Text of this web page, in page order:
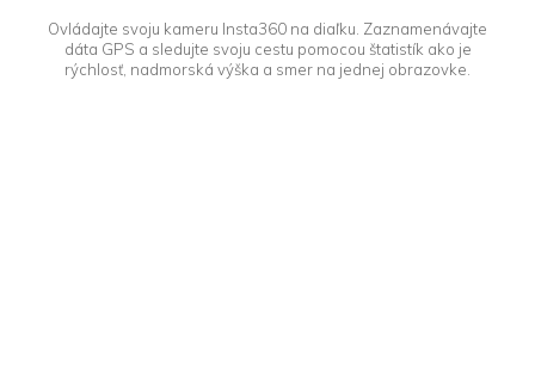
Ovládajte svoju kameru Insta360 na diaľku. Zaznamenávajte
dáta GPS a sledujte svoju cestu pomocou štatistík ako je
rýchlosť, nadmorská výška a smer na jednej obrazovke.